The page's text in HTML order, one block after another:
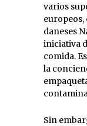
varios
europeos,
daneses
iniciativa
comida.
la
Sin